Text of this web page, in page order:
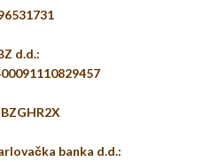
d.d.:
banka d.d.: